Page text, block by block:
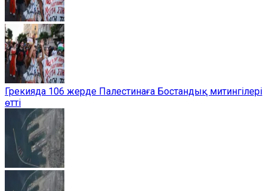
Грекияда 106 жерде Палестинаға Бостандық митингілері
өтті